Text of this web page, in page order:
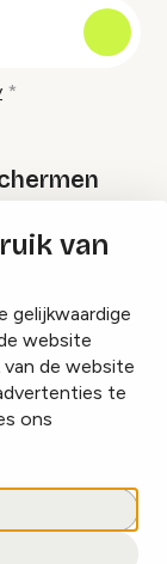
van
gelijkwaardige
website
de website
te
ons